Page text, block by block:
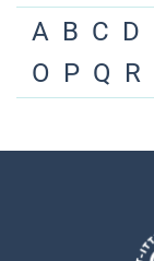
A B C D
O P Q R